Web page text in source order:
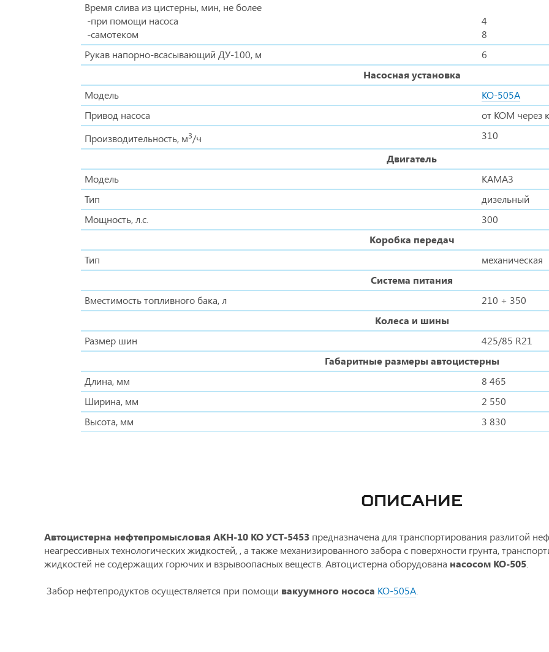
Время слива из цистерны, мин, не более
-при помощи насоса
-самотеком
4
8
Рукав напорно-всасывающий ДУ-100, м
6
Насосная установка
Модель
КО-505А
Привод насоса
от КОМ через
Производительность, м3/ч
310
Двигатель
Модель
КАМАЗ
Тип
дизельный
Мощность, л.с.
300
Коробка передач
Тип
механическая
Система питания
Вместимость топливного бака, л
210 + 350
Колеса и шины
Размер шин
425/85 R21
Габаритные размеры автоцистерны
Длина, мм
8 465
Ширина, мм
2 550
Высота, мм
3 830
ОПИСАНИЕ
Автоцистерна нефтепромысловая АКН-10 КО УСТ-5453 предназначена для транспортирования разлитой
неагрессивных технологических жидкостей, , а также механизированного забора с поверхности грунта,
жидкостей не содержащих горючих и взрывоопасных веществ. Автоцистерна оборудована насосом КО-505
Забор нефтепродуктов осуществляется при помощи вакуумного нососа КО-505А